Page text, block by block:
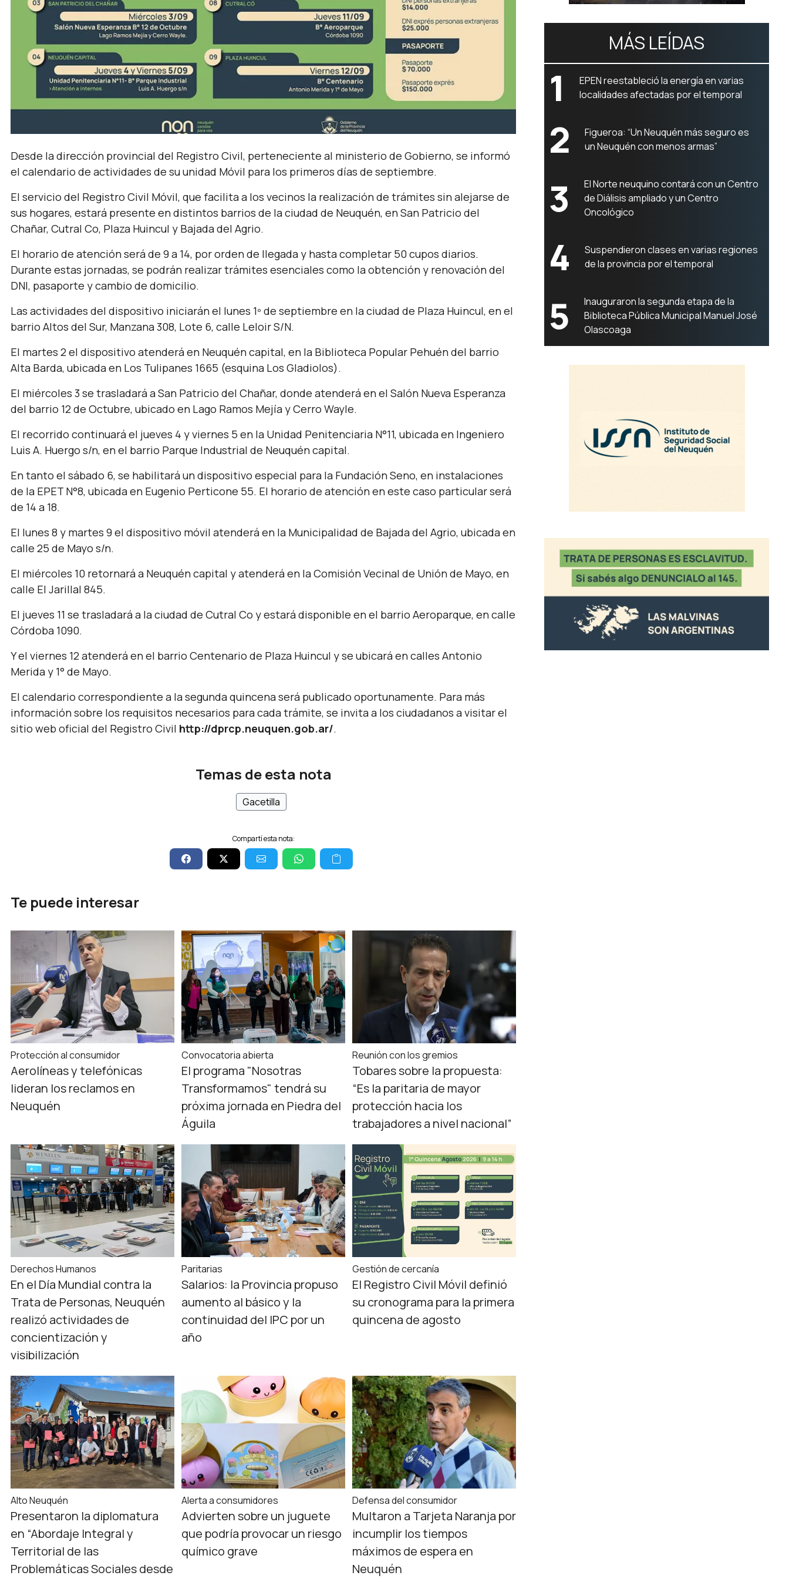
Desde la dirección provincial del Registro Civil, perteneciente al ministerio de Gobierno, se informó
el calendario de actividades de su unidad Móvil para los primeros días de septiembre.
El servicio del Registro Civil Móvil, que facilita a los vecinos la realización de trámites sin alejarse de
sus hogares, estará presente en distintos barrios de la ciudad de Neuquén, en San Patricio del
Chañar, Cutral Co, Plaza Huincul y Bajada del Agrio.
El horario de atención será de 9 a 14, por orden de llegada y hasta completar 50 cupos diarios.
Durante estas jornadas, se podrán realizar trámites esenciales como la obtención y renovación del
DNI, pasaporte y cambio de domicilio.
Las actividades del dispositivo iniciarán el lunes 1º de septiembre en la ciudad de Plaza Huincul, en el
barrio Altos del Sur, Manzana 308, Lote 6, calle Leloir S/N.
El martes 2 el dispositivo atenderá en Neuquén capital, en la Biblioteca Popular Pehuén del barrio
Alta Barda, ubicada en Los Tulipanes 1665 (esquina Los Gladiolos).
El miércoles 3 se trasladará a San Patricio del Chañar, donde atenderá en el Salón Nueva Esperanza
del barrio 12 de Octubre, ubicado en Lago Ramos Mejía y Cerro Wayle.
El recorrido continuará el jueves 4 y viernes 5 en la Unidad Penitenciaria N°11, ubicada en Ingeniero
Luis A. Huergo s/n, en el barrio Parque Industrial de Neuquén capital.
En tanto el sábado 6, se habilitará un dispositivo especial para la Fundación Seno, en instalaciones
de la EPET N°8, ubicada en Eugenio Perticone 55. El horario de atención en este caso particular será
de 14 a 18.
El lunes 8 y martes 9 el dispositivo móvil atenderá en la Municipalidad de Bajada del Agrio, ubicada en
calle 25 de Mayo s/n.
El miércoles 10 retornará a Neuquén capital y atenderá en la Comisión Vecinal de Unión de Mayo, en
calle El Jarillal 845.
El jueves 11 se trasladará a la ciudad de Cutral Co y estará disponible en el barrio Aeroparque, en calle
Córdoba 1090.
Y el viernes 12 atenderá en el barrio Centenario de Plaza Huincul y se ubicará en calles Antonio
Merida y 1° de Mayo.
El calendario correspondiente a la segunda quincena será publicado oportunamente. Para más
información sobre los requisitos necesarios para cada trámite, se invita a los ciudadanos a visitar el
sitio web oficial del Registro Civil http://dprcp.neuquen.gob.ar/.
Temas de esta nota
Gacetilla
Compartí esta nota:
Te puede interesar
Protección al consumidor
Aerolíneas y telefónicas
lideran los reclamos en
Neuquén
Convocatoria abierta
El programa "Nosotras
Transformamos" tendrá su
próxima jornada en Piedra del
Águila
Reunión con los gremios
Tobares sobre la propuesta:
“Es la paritaria de mayor
protección hacia los
trabajadores a nivel nacional”
Derechos Humanos
En el Día Mundial contra la
Trata de Personas, Neuquén
realizó actividades de
concientización y
visibilización
Paritarias
Salarios: la Provincia propuso
aumento al básico y la
continuidad del IPC por un
año
Gestión de cercanía
El Registro Civil Móvil definió
su cronograma para la primera
quincena de agosto
Alto Neuquén
Presentaron la diplomatura
en “Abordaje Integral y
Territorial de las
Problemáticas Sociales desde
Alerta a consumidores
Advierten sobre un juguete
que podría provocar un riesgo
químico grave
Defensa del consumidor
Multaron a Tarjeta Naranja por
incumplir los tiempos
máximos de espera en
Neuquén
MÁS LEÍDAS
1
EPEN reestableció la energía en varias
localidades afectadas por el temporal
2
Figueroa: “Un Neuquén más seguro es
un Neuquén con menos armas”
3
El Norte neuquino contará con un Centro
de Diálisis ampliado y un Centro
Oncológico
4
Suspendieron clases en varias regiones
de la provincia por el temporal
5
Inauguraron la segunda etapa de la
Biblioteca Pública Municipal Manuel José
Olascoaga